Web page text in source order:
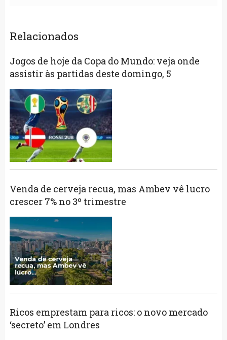
Relacionados
Jogos de hoje da Copa do Mundo: veja onde
assistir às partidas deste domingo, 5
Venda de cerveja recua, mas Ambev vê lucro
crescer 7% no 3º trimestre
Ricos emprestam para ricos: o novo mercado
‘secreto’ em Londres